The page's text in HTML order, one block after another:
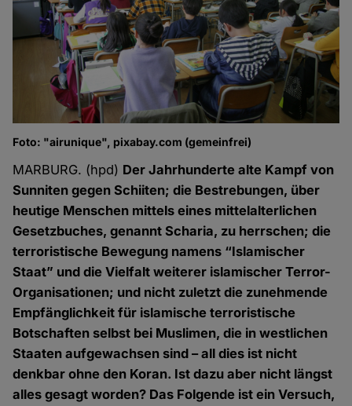
Foto: "airunique", pixabay.com (gemeinfrei)
MARBURG. (hpd) Der Jahrhunderte alte Kampf von
Sunniten gegen Schiiten; die Bestrebungen, über
heutige Menschen mittels eines mittelalterlichen
Gesetzbuches, genannt Scharia, zu herrschen; die
terroristische Bewegung namens “Islamischer
Staat” und die Vielfalt weiterer islamischer Terror-
Organisationen; und nicht zuletzt die zunehmende
Empfänglichkeit für islamische terroristische
Botschaften selbst bei Muslimen, die in westlichen
Staaten aufgewachsen sind – all dies ist nicht
denkbar ohne den Koran. Ist dazu aber nicht längst
alles gesagt worden? Das Folgende ist ein Versuch,